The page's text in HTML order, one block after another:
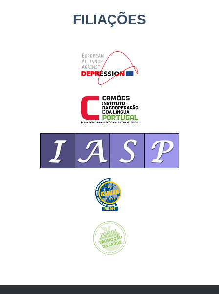
FILIAÇÕES